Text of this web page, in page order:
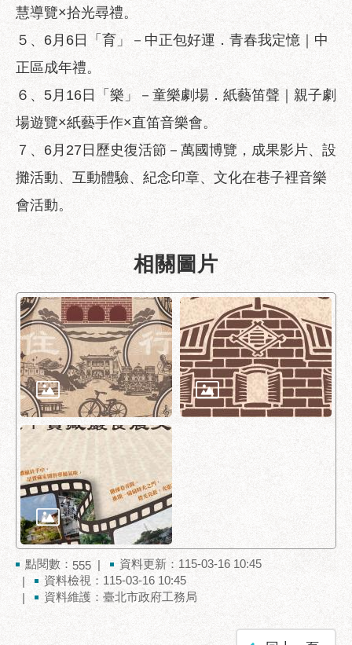
主
化
性
騷
擾
防
治
廉
政
園
地
便
民
服
務
道
路
挖
掘
資
訊
聯
合
發
包
中
心
獎
慧導覽×拾光尋禮。
５、6月6日「育」－中正包好運．青春我定憶｜中
正區成年禮。
６、5月16日「樂」－童樂劇場．紙藝笛聲｜親子劇
場遊覽×紙藝手作×直笛音樂會。
７、6月27日歷史復活節－萬國博覽，成果影片、設
攤活動、互動體驗、紀念印章、文化在巷子裡音樂
會活動。
相關圖片
點閱數： 555
資料更新：115-03-16 10:45
資料檢視：115-03-16 10:45
資料維護：臺北市政府工務局